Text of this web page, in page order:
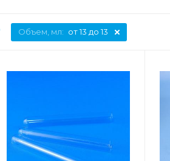
Объем, мл: от 13 до 13